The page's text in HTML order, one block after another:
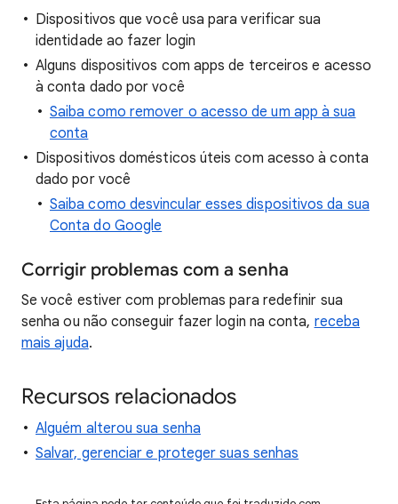
Dispositivos que você usa para verificar sua
identidade ao fazer login
Alguns dispositivos com apps de terceiros e acesso
à conta dado por você
Saiba como remover o acesso de um app à sua
conta
Dispositivos domésticos úteis com acesso à conta
dado por você
Saiba como desvincular esses dispositivos da sua
Conta do Google
Corrigir problemas com a senha
Se você estiver com problemas para redefinir sua
senha ou não conseguir fazer login na conta, receba
mais ajuda.
Recursos relacionados
Alguém alterou sua senha
Salvar, gerenciar e proteger suas senhas